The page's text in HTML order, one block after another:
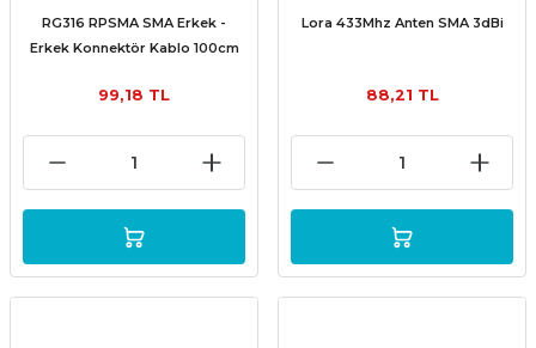
RG316 RPSMA SMA Erkek -
Erkek Konnektör Kablo 100cm
99,18 TL
Lora 433Mhz Anten SMA 3dBi
88,21 TL